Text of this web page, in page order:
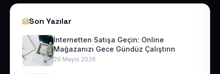
Son Yazılar
İnternetten Satışa Geçin: Online
Mağazanızı Gece Gündüz Çalıştırın
29 Mayıs 2026